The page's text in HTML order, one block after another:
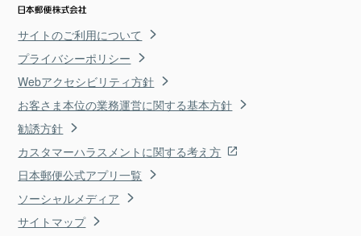
サイトのご利用について
プライバシーポリシー
Webアクセシビリティ方針
お客さま本位の業務運営に関する基本方針
勧誘方針
カスタマーハラスメントに関する考え方
日本郵便公式アプリ一覧
ソーシャルメディア
サイトマップ